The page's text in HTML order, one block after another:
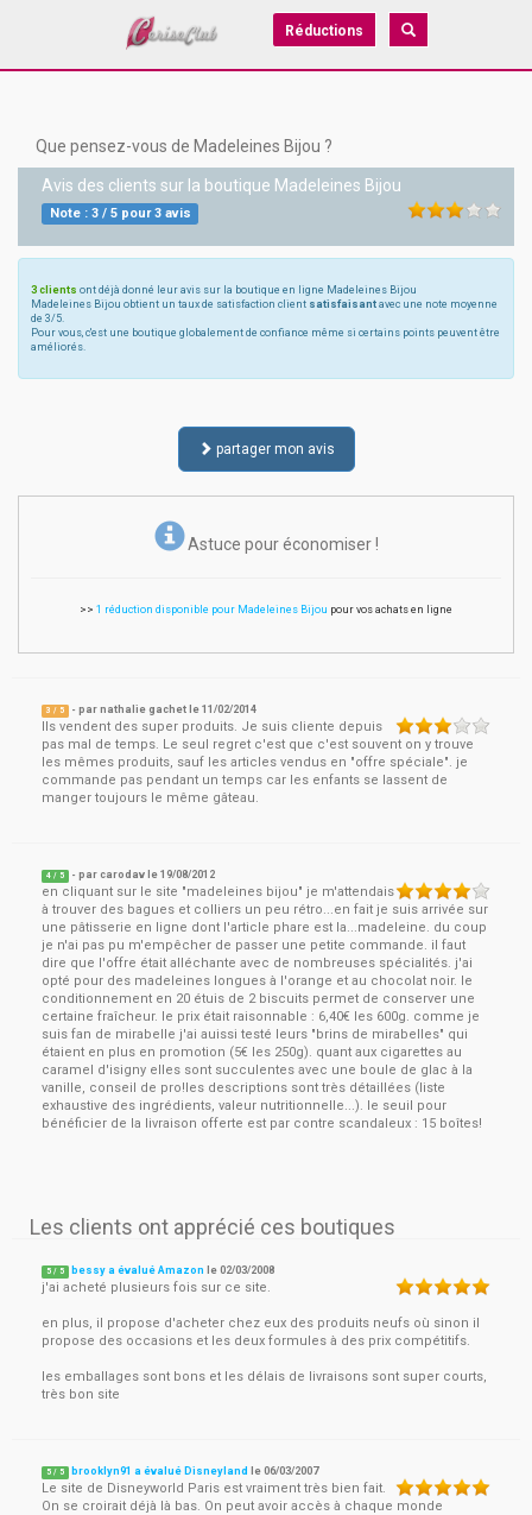
Réductions
Que pensez-vous de Madeleines Bijou ?
Avis des clients sur la boutique Madeleines Bijou
Note : 3/ 5pour3avis
3 clients ont déjà donné leur avis sur la boutique en ligne Madeleines Bijou
Madeleines Bijou obtient un taux de satisfaction client satisfaisant avec une note moyenne
de 3/5.
Pour vous, c'est une boutique globalement de confiance même si certains points peuvent être
améliorés.
partager mon avis
Astuce pour économiser !
>> 1 réduction disponible pour Madeleines Bijou pour vos achats en ligne
3 / 5 - parnathalie gachet le11/02/2014
Ils vendent des super produits. Je suis cliente depuis
pas mal de temps. Le seul regret c'est que c'est souvent on y trouve
les mêmes produits, sauf les articles vendus en "offre spéciale". je
commande pas pendant un temps car les enfants se lassent de
manger toujours le même gâteau.
4 / 5 - parcarodav le19/08/2012
en cliquant sur le site "madeleines bijou" je m'attendais
à trouver des bagues et colliers un peu rétro...en fait je suis arrivée sur
une pâtisserie en ligne dont l'article phare est la...madeleine. du coup
je n'ai pas pu m'empêcher de passer une petite commande. il faut
dire que l'offre était alléchante avec de nombreuses spécialités. j'ai
opté pour des madeleines longues à l'orange et au chocolat noir. le
conditionnement en 20 étuis de 2 biscuits permet de conserver une
certaine fraîcheur. le prix était raisonnable : 6,40€ les 600g. comme je
suis fan de mirabelle j'ai auissi testé leurs "brins de mirabelles" qui
étaient en plus en promotion (5€ les 250g). quant aux cigarettes au
caramel d'isigny elles sont succulentes avec une boule de glac à la
vanille, conseil de pro!les descriptions sont très détaillées (liste
exhaustive des ingrédients, valeur nutritionnelle...). le seuil pour
bénéficier de la livraison offerte est par contre scandaleux : 15 boîtes!
Les clients ont apprécié ces boutiques
5 / 5 bessy a évalué Amazon le02/03/2008
j'ai acheté plusieurs fois sur ce site.
en plus, il propose d'acheter chez eux des produits neufs où sinon il
propose des occasions et les deux formules à des prix compétitifs.
les emballages sont bons et les délais de livraisons sont super courts,
très bon site
5 / 5 brooklyn91 a évalué Disneyland le06/03/2007
Le site de Disneyworld Paris est vraiment très bien fait.
On se croirait déjà là bas. On peut avoir accès à chaque monde